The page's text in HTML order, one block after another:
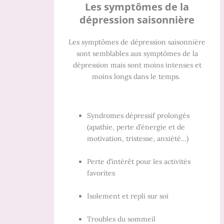
Les symptômes de la
dépression saisonnière
Les symptômes de dépression saisonnière
sont semblables aux symptômes de la
dépression mais sont moins intenses et
moins longs dans le temps.
Syndromes dépressif prolongés
(apathie, perte d’énergie et de
motivation, tristesse, anxiété…)
Perte d’intérêt pour les activités
favorites
Isolement et repli sur soi
Troubles du sommeil